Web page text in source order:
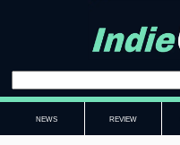
NEWS REVIEW